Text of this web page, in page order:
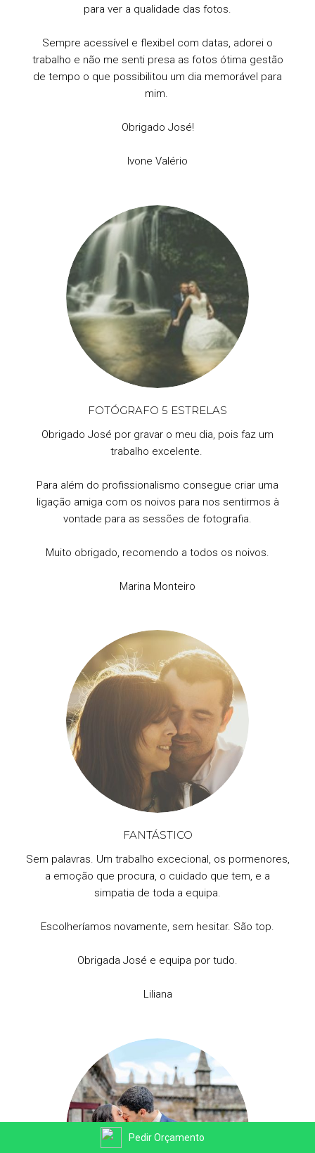
para ver a qualidade das fotos.
Sempre acessível e flexibel com datas, adorei o
trabalho e não me senti presa as fotos ótima gestão
de tempo o que possibilitou um dia memorável para
mim.
Obrigado José!
Ivone Valério
FOTÓGRAFO 5 ESTRELAS
Obrigado José por gravar o meu dia, pois faz um
trabalho excelente.
Para além do profissionalismo consegue criar uma
ligação amiga com os noivos para nos sentirmos à
vontade para as sessões de fotografia.
Muito obrigado, recomendo a todos os noivos.
Marina Monteiro
FANTÁSTICO
Sem palavras. Um trabalho excecional, os pormenores,
a emoção que procura, o cuidado que tem, e a
simpatia de toda a equipa.
Escolheríamos novamente, sem hesitar. São top.
Obrigada José e equipa por tudo.
Liliana
Pedir Orçamento